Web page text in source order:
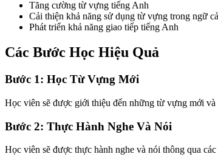
Tăng cường từ vựng tiếng Anh
Cải thiện khả năng sử dụng từ vựng trong ngữ
Phát triển khả năng giao tiếp tiếng Anh
Các Bước Học Hiệu Quả
Bước 1: Học Từ Vựng Mới
Học viên sẽ được giới thiệu đến những từ vựng mới
Bước 2: Thực Hành Nghe Và Nói
Học viên sẽ được thực hành nghe và nói thông qua